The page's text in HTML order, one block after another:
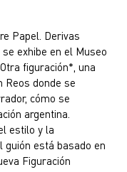
Papel. Derivas
exhibe en el Museo
figuración*, una
Reos donde se
cómo se
argentina.
estilo y la
guión está basado en
Figuración